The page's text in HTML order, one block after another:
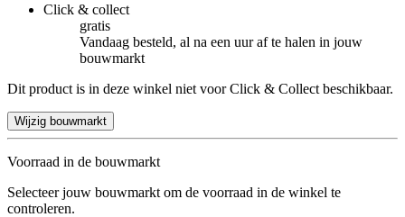
Click & collect
gratis
Vandaag besteld, al na een uur af te halen in jouw
bouwmarkt
Dit product is in deze winkel niet voor Click & Collect beschikbaar.
Wijzig bouwmarkt
Voorraad in de bouwmarkt
Selecteer jouw bouwmarkt om de voorraad in de winkel te
controleren.